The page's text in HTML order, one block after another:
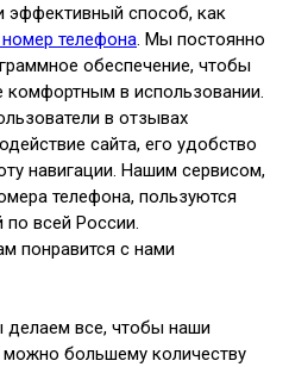
эффективный способ, как
телефона. Мы постоянно
обеспечение, чтобы
комфортным в использовании.
в отзывах
сайта, его удобство
навигации. Нашим сервисом,
телефона, пользуются
по всей России.
понравится с нами
делаем все, чтобы наши
большему количеству